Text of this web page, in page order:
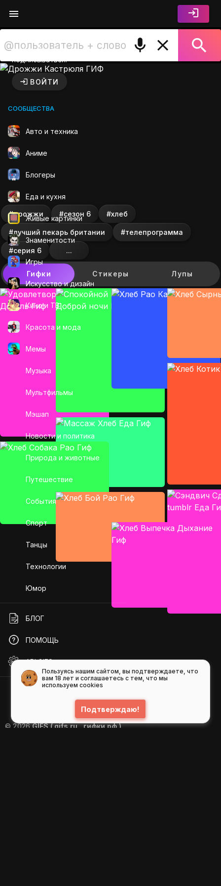
комментировать и
подписываться.
ВОЙТИ
СООБЩЕСТВА
Авто и техника
Аниме
Блогеры
Еда и кухня
Живые картинки
Знаменитости
Игры
Искусcтво и дизайн
Кино и ТВ
Красота и мода
Мемы
Музыка
Мультфильмы
Мэшап
Новости и политика
Природа и животные
Путешествие
События
Спорт
Танцы
Технологии
Юмор
БЛОГ
ПОМОЩЬ
API GIFS
© 2026GIFS ( gifs.ru , гифки.рф )
Дрожжи Кастрюля ГИФ на
#дрожжи #сезон 6 #хлеб
#лучший пекарь британии #телепрограмма
#серия 6 ...
Гифки Стикеры Лупы
Пользуясь нашим сайтом, вы подтверждаете, что
вам 18 лет и соглашаетесь с тем, что мы
используем cookies
Подтверждаю!